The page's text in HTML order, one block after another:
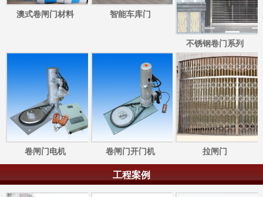
澳式卷闸门材料 智能车库门
不锈钢卷门系列
卷闸门电机 卷闸门开门机 拉闸门
工程案例